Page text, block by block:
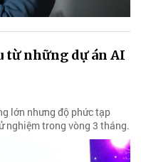
từ những dự án AI
lớn nhưng độ phức tạp
nghiệm trong vòng 3 tháng.